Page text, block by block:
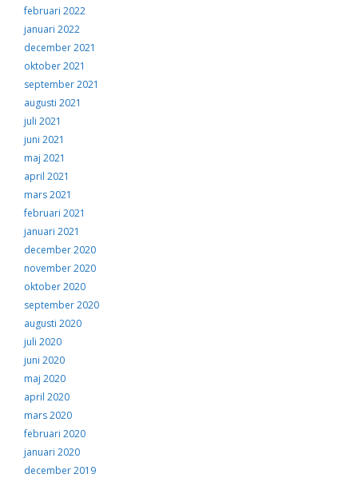
februari 2022
januari 2022
december 2021
oktober 2021
september 2021
augusti 2021
juli 2021
juni 2021
maj 2021
april 2021
mars 2021
februari 2021
januari 2021
december 2020
november 2020
oktober 2020
september 2020
augusti 2020
juli 2020
juni 2020
maj 2020
april 2020
mars 2020
februari 2020
januari 2020
december 2019